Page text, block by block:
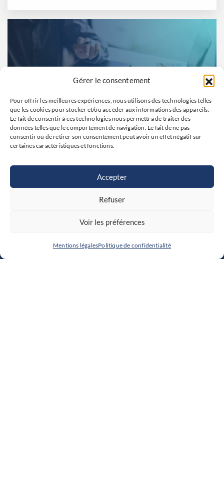
Gérer le consentement
Pour offrir les meilleures expériences, nous utilisons des technologies telles
que les cookies pour stocker et/ou accéder aux informations des appareils.
Le fait de consentir à ces technologies nous permettra de traiter des
données telles que le comportement de navigation. Le fait de ne pas
consentir ou de retirer son consentement peut avoir un effet négatif sur
certaines caractéristiques et fonctions.
Accepter
Refuser
Voir les préférences
Mentions légalesPolitique de confidentialité
ENERGIE
Sécuriser la rentabilité des ETI
industrielles : le management des Key